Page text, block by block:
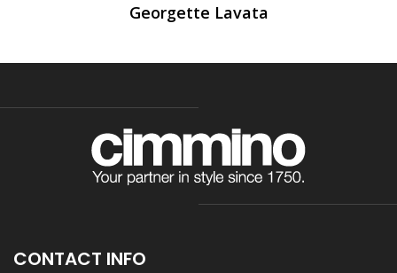
Georgette Lavata
CONTACT INFO